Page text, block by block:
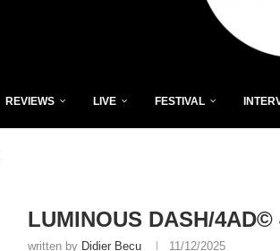
REVIEWS LIVE FESTIVAL
LUMINOUS DASH/4AD©
written by Didier Becu 11/12/2025